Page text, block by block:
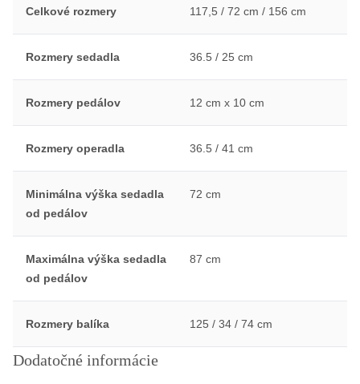
Celkové rozmery 117,5 / 72 cm / 156 cm
Rozmery sedadla 36.5 / 25 cm
Rozmery pedálov 12 cm x 10 cm
Rozmery operadla 36.5 / 41 cm
Minimálna výška sedadla
od pedálov
72 cm
Maximálna výška sedadla
od pedálov
87 cm
Rozmery balíka 125 / 34 / 74 cm
Dodatočné informácie